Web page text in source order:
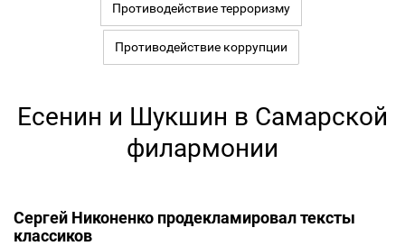
Противодействие терроризму
Противодействие коррупции
Есенин и Шукшин в Самарской
филармонии
Сергей Никоненко продекламировал тексты
классиков